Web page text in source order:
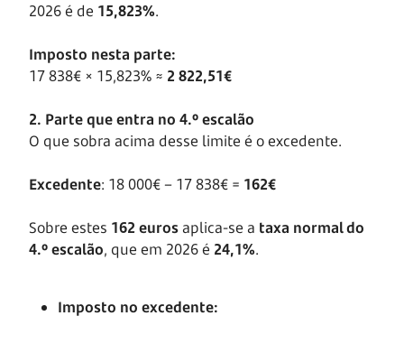
2026 é de 15,823%.
Imposto nesta parte:
17 838€ × 15,823% ≈ 2 822,51€
2. Parte que entra no 4.º escalão
O que sobra acima desse limite é o excedente.
Excedente: 18 000€ – 17 838€ = 162€
Sobre estes 162 eurosaplica-se a taxa normal do
4.º escalão, que em 2026 é 24,1%.
Imposto no excedente: